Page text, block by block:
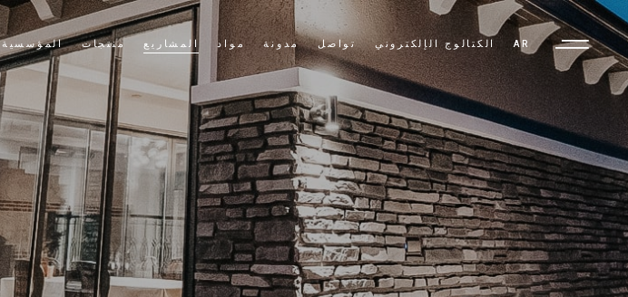
المؤسسية
قصتنا
قيمنا
سياسة الجودة لدينا
التطبيقات
الشهادات
منتجات
حجر الثقافة
الطوب الثقافي
المشاريع مواد مدونة تواصل الكتالوج الإلكتروني AR
TR
EN
AR